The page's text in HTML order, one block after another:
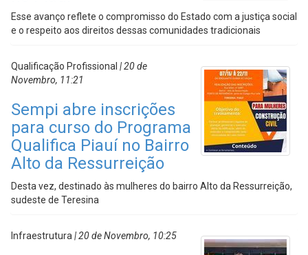
Esse avanço reflete o compromisso do Estado com a justiça social
e o respeito aos direitos dessas comunidades tradicionais
Qualificação Profissional | 20 de
Novembro, 11:21
Sempi abre inscrições
para curso do Programa
Qualifica Piauí no Bairro
Alto da Ressurreição
Desta vez, destinado às mulheres do bairro Alto da Ressurreição,
sudeste de Teresina
Infraestrutura | 20 de Novembro, 10:25